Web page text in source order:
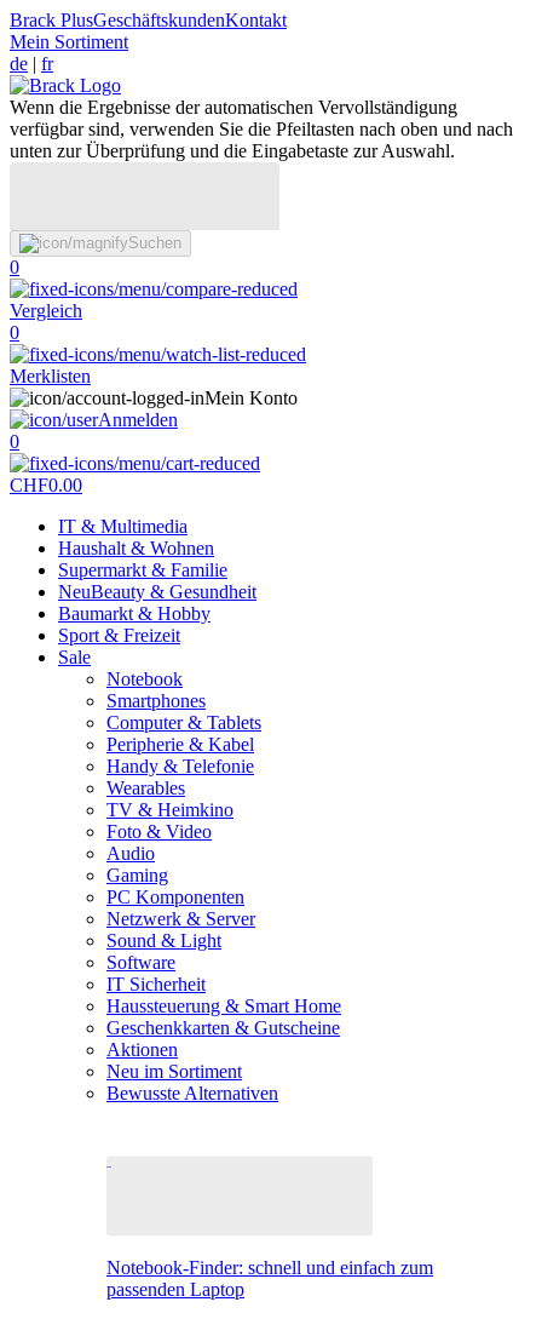
Brack PlusGeschäftskundenKontakt
Mein Sortiment
de | fr
Wenn die Ergebnisse der automatischen Vervollständigung
verfügbar sind, verwenden Sie die Pfeiltasten nach oben und nach
unten zur Überprüfung und die Eingabetaste zur Auswahl.
Suchen
0
Vergleich
0
Merklisten
Mein Konto
Anmelden
0
CHF0.00
IT & Multimedia
Haushalt & Wohnen
Supermarkt & Familie
NeuBeauty & Gesundheit
Baumarkt & Hobby
Sport & Freizeit
Sale
Notebook
Smartphones
Computer & Tablets
Peripherie & Kabel
Handy & Telefonie
Wearables
TV & Heimkino
Foto & Video
Audio
Gaming
PC Komponenten
Netzwerk & Server
Sound & Light
Software
IT Sicherheit
Haussteuerung & Smart Home
Geschenkkarten & Gutscheine
Aktionen
Neu im Sortiment
Bewusste Alternativen
Notebook-Finder: schnell und einfach zum
passenden Laptop